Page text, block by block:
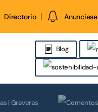
Directorio Anunciese
Blog